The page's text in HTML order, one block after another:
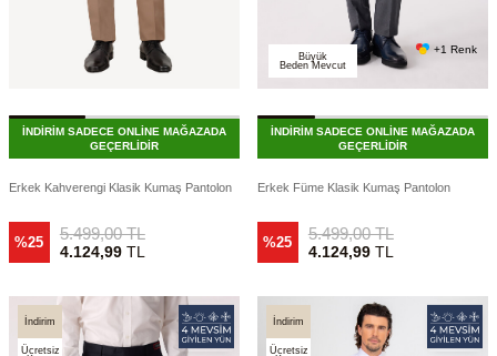
İNDİRİM SADECE ONLİNE MAĞAZADA
GEÇERLİDİR
Erkek Kahverengi Klasik Kumaş Pantolon
%25 5.499,00TL
4.124,99TL
Büyük
Beden Mevcut
+1 Renk
İNDİRİM SADECE ONLİNE MAĞAZADA
GEÇERLİDİR
Erkek Füme Klasik Kumaş Pantolon
%25 5.499,00TL
4.124,99TL
İndirim
Ücretsiz
İndirim
Ücretsiz